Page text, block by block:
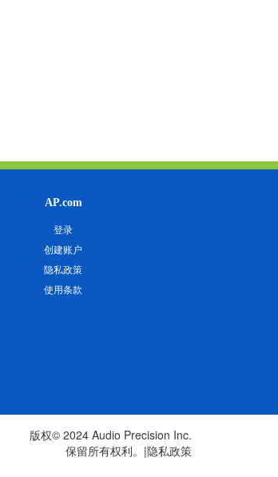
AP.com
登录
创建账户
隐私政策
使用条款
版权© 2024 Audio Precision Inc.
保留所有权利。|隐私政策